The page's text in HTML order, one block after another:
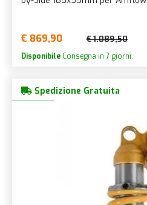
€ 869,90 € 1.089,50
Disponibile Consegna in 7 giorni.
Spedizione Gratuita